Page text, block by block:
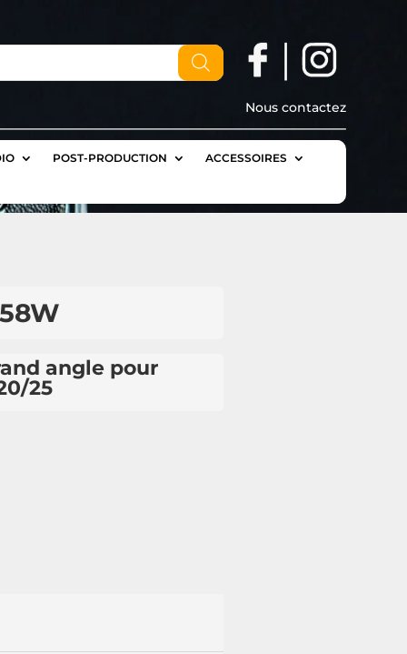
Nous contactez
POST-PRODUCTION ACCESSOIRES
angle pour
25